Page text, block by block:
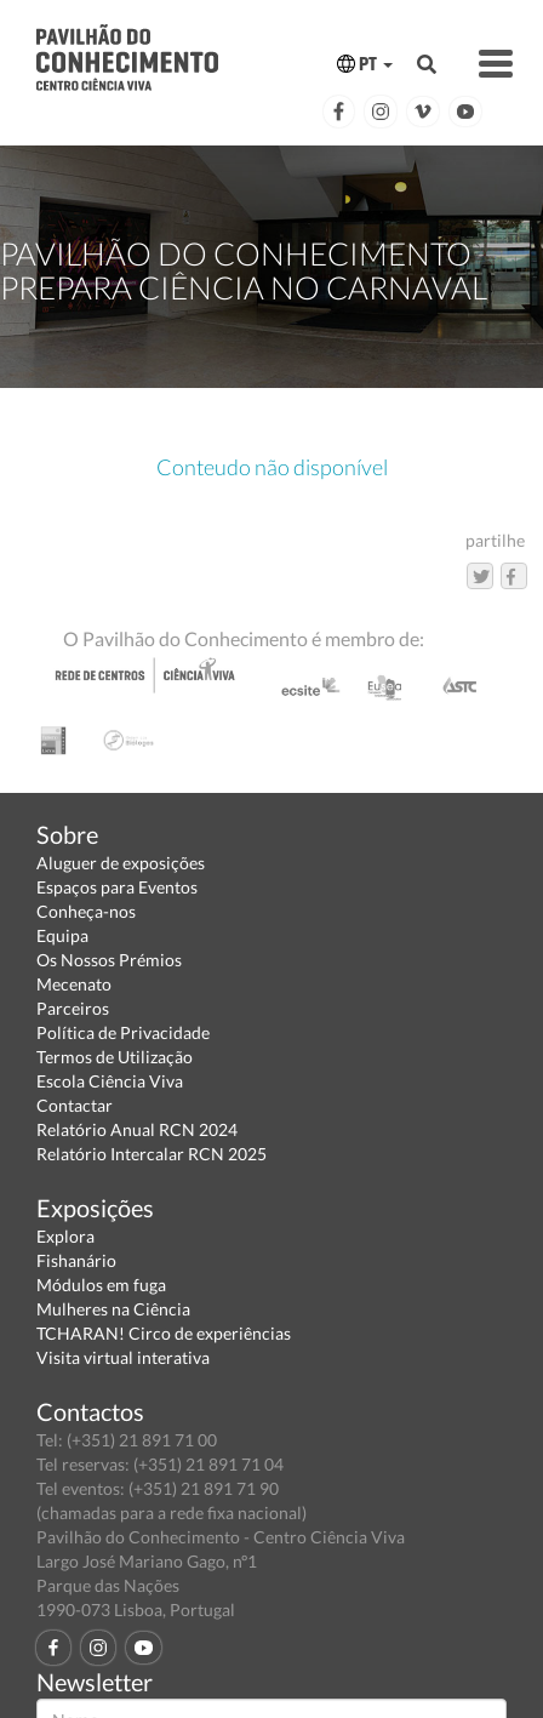
PT
PAVILHÃO DO CONHECIMENTO
PREPARA CIÊNCIA NO CARNAVAL
Conteudo não disponível
partilhe
O Pavilhão do Conhecimento é membro de:
Sobre
Aluguer de exposições
Espaços para Eventos
Conheça-nos
Equipa
Os Nossos Prémios
Mecenato
Parceiros
Política de Privacidade
Termos de Utilização
Escola Ciência Viva
Contactar
Relatório Anual RCN 2024
Relatório Intercalar RCN 2025
Exposições
Explora
Fishanário
Módulos em fuga
Mulheres na Ciência
TCHARAN! Circo de experiências
Visita virtual interativa
Contactos
Tel: (+351) 21 891 71 00
Tel reservas: (+351) 21 891 71 04
Tel eventos: (+351) 21 891 71 90
(chamadas para a rede fixa nacional)
Pavilhão do Conhecimento - Centro Ciência Viva
Largo José Mariano Gago, nº1
Parque das Nações
1990-073 Lisboa, Portugal
Newsletter